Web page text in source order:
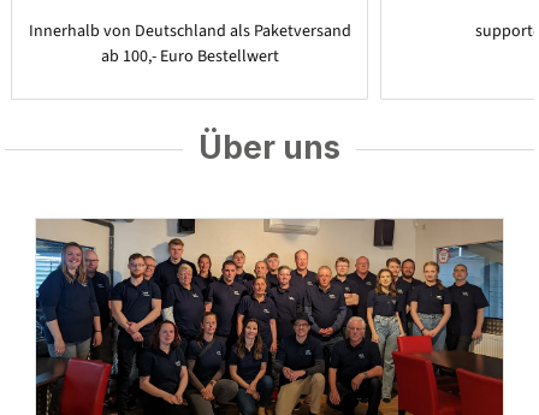
Innerhalb von Deutschland als Paketversand
ab 100,- Euro Bestellwert
Über uns